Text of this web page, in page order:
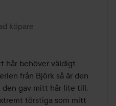
2 månader
köpare
hår behöver väldigt
från Björk så är den
den gav mitt hår lite till.
törstiga som mitt